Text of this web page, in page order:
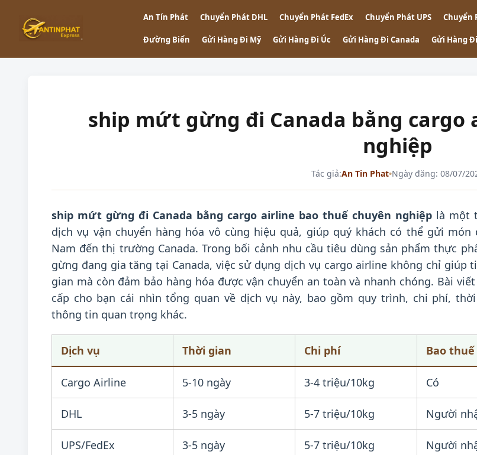
An Tín Phát Chuyển Phát DHL Chuyển Phát FedEx Chuyển Phát UPS Chuyển
Đường Biển Gửi Hàng Đi Mỹ Gửi Hàng Đi Úc Gửi Hàng Đi Canada Gửi Hàng
ship mứt gừng đi Canada bằng cargo
nghiệp
Tác giả:An Tin Phat•Ngày đăng: 08/07/
ship mứt gừng đi Canada bằng cargo airline bao thuế chuyên nghiệp là một
dịch vụ vận chuyển hàng hóa vô cùng hiệu quả, giúp quý khách có thể gửi món
Nam đến thị trường Canada. Trong bối cảnh nhu cầu tiêu dùng sản phẩm thực
gừng đang gia tăng tại Canada, việc sử dụng dịch vụ cargo airline không chỉ giúp
gian mà còn đảm bảo hàng hóa được vận chuyển an toàn và nhanh chóng. Bài
cấp cho bạn cái nhìn tổng quan về dịch vụ này, bao gồm quy trình, chi phí,
thông tin quan trọng khác.
Dịch vụ Thời gian Chi phí Bao thuế
Cargo Airline 5-10 ngày 3-4 triệu/10kg Có
DHL 3-5 ngày 5-7 triệu/10kg Người
UPS/FedEx 3-5 ngày 5-7 triệu/10kg Người